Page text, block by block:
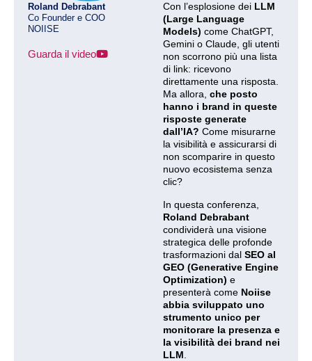
Roland Debrabant
Co Founder e COO
NOIISE
Guarda il video
Con l’esplosione dei LLM
(Large Language
Models) come ChatGPT,
Gemini o Claude, gli utenti
non scorrono più una lista
di link: ricevono
direttamente una risposta.
Ma allora, che posto
hanno i brand in queste
risposte generate
dall’IA? Come misurarne
la visibilità e assicurarsi di
non scomparire in questo
nuovo ecosistema senza
clic?
In questa conferenza,
Roland Debrabant
condividerà una visione
strategica delle profonde
trasformazioni dal SEO al
GEO (Generative Engine
Optimization) e
presenterà come Noiise
abbia sviluppato uno
strumento unico per
monitorare la presenza e
la visibilità dei brand nei
LLM